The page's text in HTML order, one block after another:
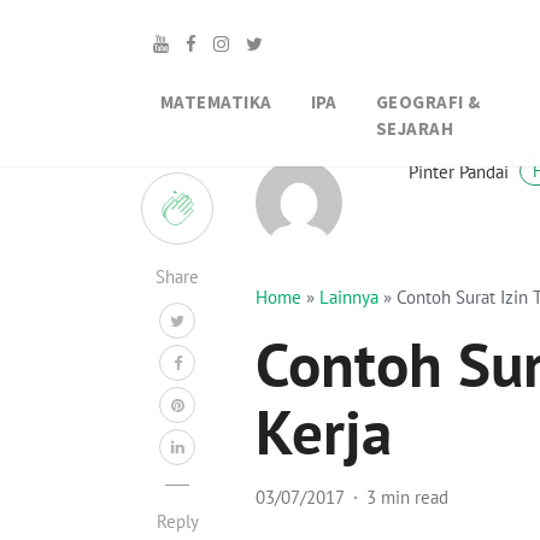
MATEMATIKA IPA
GEOGRAFI &
SEJARAH
Share
Reply
Pinter Pandai
Home » Lainnya » Contoh Surat Izin
Contoh
Kerja
03/07/2017 3 min read